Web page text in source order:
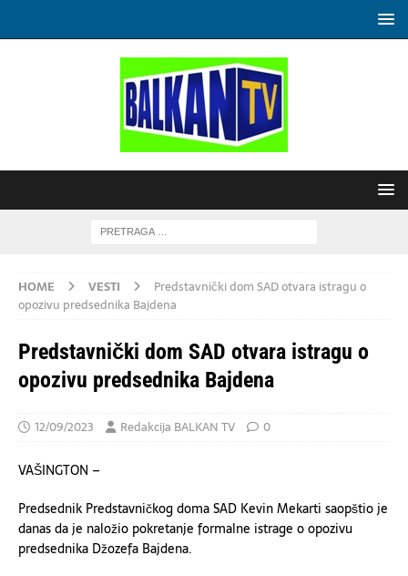
HOME VESTI
Predstavnički dom SAD otvara istragu o
opozivu predsednika Bajdena
Predstavnički dom SAD otvara istragu o
opozivu predsednika Bajdena
12/09/2023 Redakcija BALKAN TV 0
VAŠINGTON –
Predsednik Predstavničkog doma SAD Kevin Mekarti saopštio je
danas da je naložio pokretanje formalne istrage o opozivu
predsednika Džozefa Bajdena.